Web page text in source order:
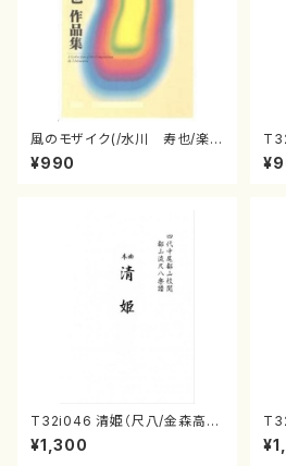
風のモザイク(/水川 寿也/楽
譜）
¥990
田
番
T32i046 清姫（尺八/金森高
山/楽譜）都山流公刊楽譜曲番：
45
¥1,300
宮
曲